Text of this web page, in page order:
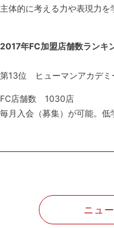
主体的に考える力や表現力を
2017年FC加盟店舗数ラン
第13位 ヒューマンアカデ
FC店舗数 1030店
毎月入会（募集）が可能。低
ニュ